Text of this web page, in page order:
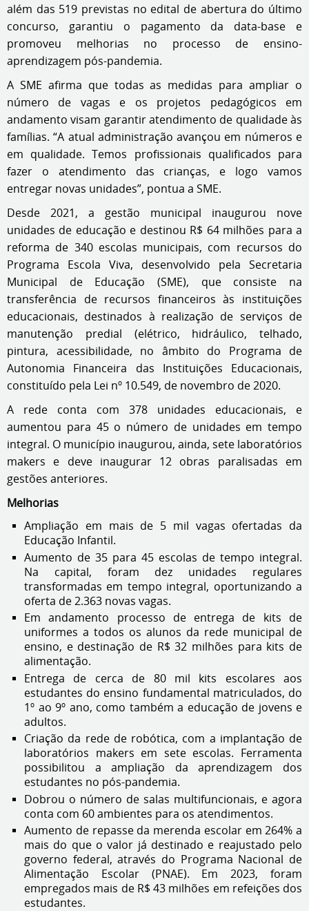
além das 519 previstas no edital de abertura do último
concurso, garantiu o pagamento da data-base e
promoveu melhorias no processo de ensino-
aprendizagem pós-pandemia.
A SME afirma que todas as medidas para ampliar o
número de vagas e os projetos pedagógicos em
andamento visam garantir atendimento de qualidade às
famílias. “A atual administração avançou em números e
em qualidade. Temos profissionais qualificados para
fazer o atendimento das crianças, e logo vamos
entregar novas unidades”, pontua a SME.
Desde 2021, a gestão municipal inaugurou nove
unidades de educação e destinou R$ 64 milhões para a
reforma de 340 escolas municipais, com recursos do
Programa Escola Viva, desenvolvido pela Secretaria
Municipal de Educação (SME), que consiste na
transferência de recursos financeiros às instituições
educacionais, destinados à realização de serviços de
manutenção predial (elétrico, hidráulico, telhado,
pintura, acessibilidade, no âmbito do Programa de
Autonomia Financeira das Instituições Educacionais,
constituído pela Lei nº 10.549, de novembro de 2020.
A rede conta com 378 unidades educacionais, e
aumentou para 45 o número de unidades em tempo
integral. O município inaugurou, ainda, sete laboratórios
makers e deve inaugurar 12 obras paralisadas em
gestões anteriores.
Melhorias
Ampliação em mais de 5 mil vagas ofertadas da
Educação Infantil.
Aumento de 35 para 45 escolas de tempo integral.
Na capital, foram dez unidades regulares
transformadas em tempo integral, oportunizando a
oferta de 2.363 novas vagas.
Em andamento processo de entrega de kits de
uniformes a todos os alunos da rede municipal de
ensino, e destinação de R$ 32 milhões para kits de
alimentação.
Entrega de cerca de 80 mil kits escolares aos
estudantes do ensino fundamental matriculados, do
1º ao 9º ano, como também a educação de jovens e
adultos.
Criação da rede de robótica, com a implantação de
laboratórios makers em sete escolas. Ferramenta
possibilitou a ampliação da aprendizagem dos
estudantes no pós-pandemia.
Dobrou o número de salas multifuncionais, e agora
conta com 60 ambientes para os atendimentos.
Aumento de repasse da merenda escolar em 264% a
mais do que o valor já destinado e reajustado pelo
governo federal, através do Programa Nacional de
Alimentação Escolar (PNAE). Em 2023, foram
empregados mais de R$ 43 milhões em refeições dos
estudantes.